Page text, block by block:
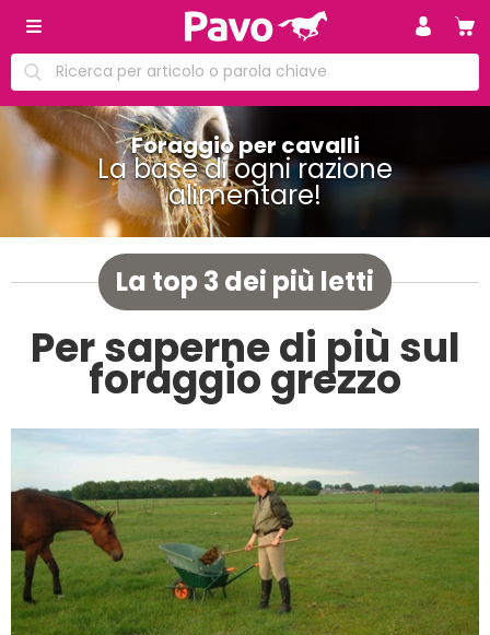
Foraggio per cavalli
La base di ogni razione
alimentare!
La top 3 dei più letti
Per saperne di più sul
foraggio grezzo